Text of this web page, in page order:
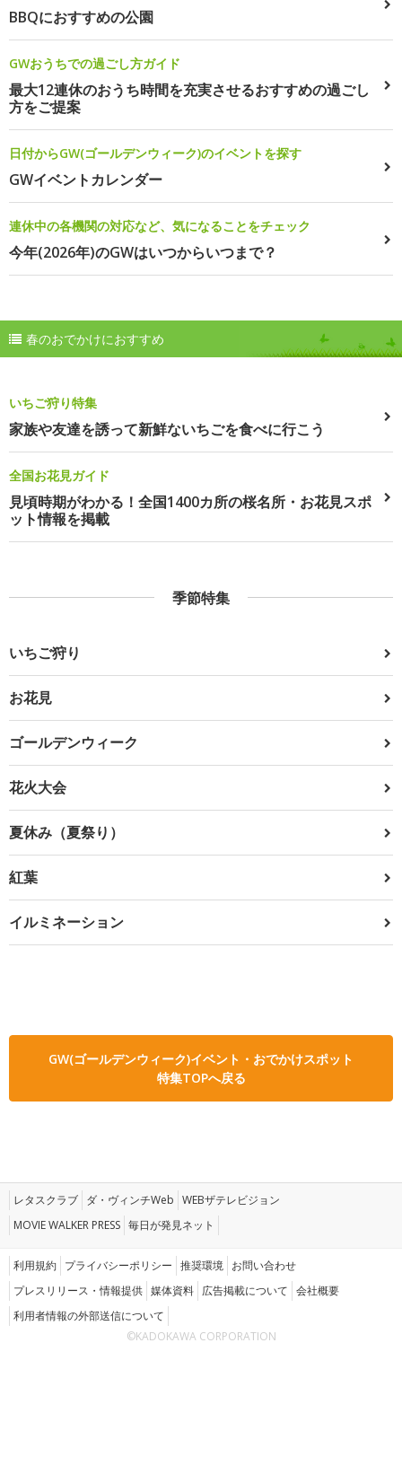
BBQにおすすめの公園
GWおうちでの過ごし方ガイド
最大12連休のおうち時間を充実させるおすすめの過ごし
方をご提案
日付からGW(ゴールデンウィーク)のイベントを探す
GWイベントカレンダー
連休中の各機関の対応など、気になることをチェック
今年(2026年)のGWはいつからいつまで？
春のおでかけにおすすめ
いちご狩り特集
家族や友達を誘って新鮮ないちごを食べに行こう
全国お花見ガイド
見頃時期がわかる！全国1400カ所の桜名所・お花見スポ
ット情報を掲載
季節特集
いちご狩り
お花見
ゴールデンウィーク
花火大会
夏休み（夏祭り）
紅葉
イルミネーション
GW(ゴールデンウィーク)イベント・おでかけスポット
特集TOPへ戻る
レタスクラブ ダ・ヴィンチWeb WEBザテレビジョン
MOVIE WALKER PRESS 毎日が発見ネット
利用規約 プライバシーポリシー 推奨環境 お問い合わせ
プレスリリース・情報提供 媒体資料 広告掲載について 会社概要
利用者情報の外部送信について
©KADOKAWA CORPORATION